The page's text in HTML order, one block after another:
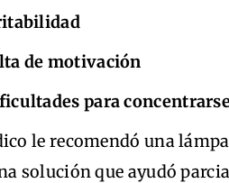
de motivación
para
le recomendó una
solución que ayudó